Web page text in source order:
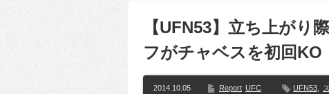
【UFN53】立ち上がり
フがチャベスを初回KO
2014.10.05 Report UFC UFN53